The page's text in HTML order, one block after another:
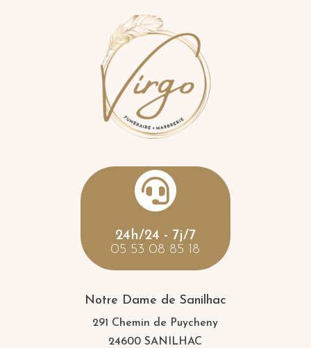

24h/24 - 7j/7
05 53 08 85 18
Notre Dame de Sanilhac
291 Chemin de Puycheny
24600 SANILHAC